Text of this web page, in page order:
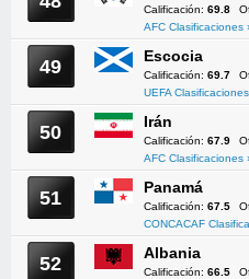
Calificación: 69.8
AFC Clasificaciones
49 Escocia
Calificación: 69.7
UEFA
50 Irán
Calificación: 67.9
AFC Clasificaciones
51 Panamá
Calificación: 67.5
CONCACAF
52 Albania
Calificación: 66.5